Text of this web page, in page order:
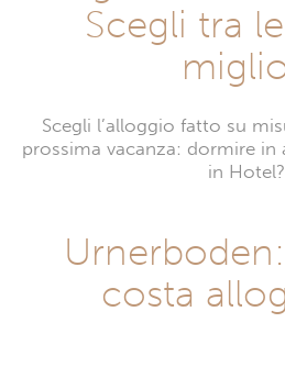
Scegli tra
Scegli l’alloggio fatto su
prossima vacanza: dormire
in Hotel?
costa